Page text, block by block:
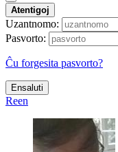
Atentigoj
Uzantnomo:
Pasvorto:
Ĉu forgesita pasvorto?
Ensaluti
Reen